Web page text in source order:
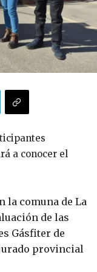
a conocer el
la comuna de La
de las
Gásfiter de
provincial